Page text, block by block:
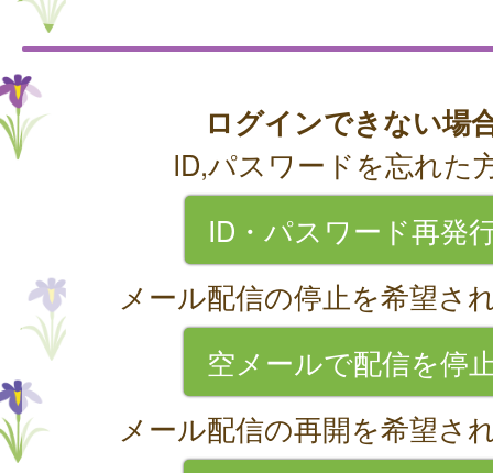
ログインできない場
ID,パスワードを忘れた
ID・パスワード再発
メール配信の停止を希望さ
空メールで配信を停
メール配信の再開を希望さ